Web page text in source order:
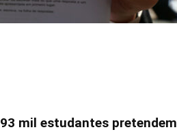
mil estudantes pretendem